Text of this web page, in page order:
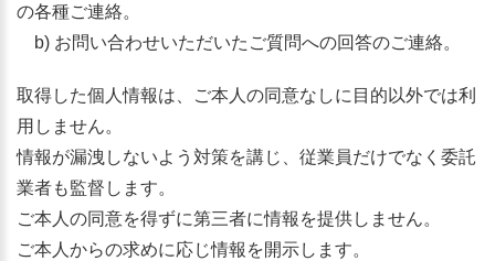
の各種ご連絡。
b) お問い合わせいただいたご質問への回答のご連絡。
取得した個人情報は、ご本人の同意なしに目的以外では利
用しません。
情報が漏洩しないよう対策を講じ、従業員だけでなく委託
業者も監督します。
ご本人の同意を得ずに第三者に情報を提供しません。
ご本人からの求めに応じ情報を開示します。